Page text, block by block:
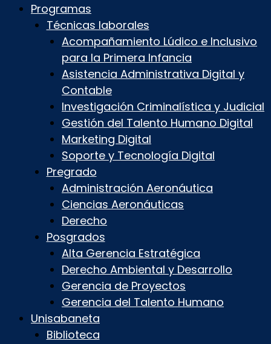
Programas
Técnicas laborales
Acompañamiento Lúdico e Inclusivo
para la Primera Infancia
Asistencia Administrativa Digital y
Contable
Investigación Criminalística y Judicial
Gestión del Talento Humano Digital
Marketing Digital
Soporte y Tecnología Digital
Pregrado
Administración Aeronáutica
Ciencias Aeronáuticas
Derecho
Posgrados
Alta Gerencia Estratégica
Derecho Ambiental y Desarrollo
Gerencia de Proyectos
Gerencia del Talento Humano
Unisabaneta
Biblioteca